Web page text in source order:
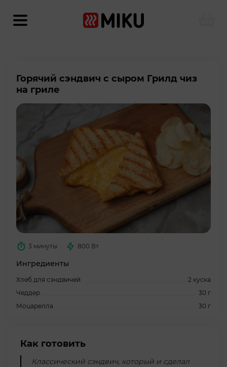
Горячий сэндвич с сыром Грилд чиз
на гриле
3 минуты 800 Вт
Ингредиенты
Хлеб для сэндвичей
2 куска
Чеддер
30 г
Моцарелла
30 г
Как готовить
Классический сэндвич, который и сделал